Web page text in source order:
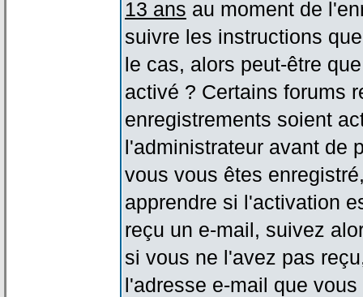
13 ans au moment de
suivre les instructions
le cas, alors peut-être
activé ? Certains forums
enregistrements soient
l'administrateur avant de
vous vous êtes
apprendre si l'activation
reçu un e-mail, suivez
si vous ne l'avez pas
l'adresse e-mail que